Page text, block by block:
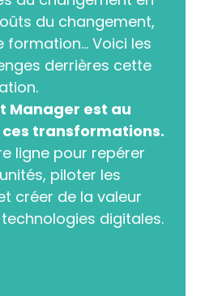
du changement,
formation… Voici les
derrières cette
Manager est au
transformations.
ligne pour repérer
piloter les
créer de la valeur
digitales.